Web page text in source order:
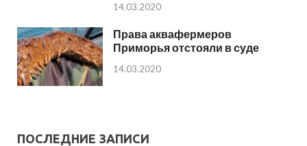
14.03.2020
Права аквафермеров
Приморья отстояли в суде
14.03.2020
ПОСЛЕДНИЕ ЗАПИСИ